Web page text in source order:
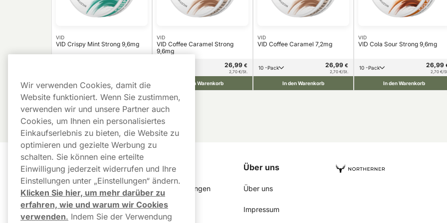
VID
VID Crispy Mint Strong 9,6mg
In den Warenkorb
VID
VID Coffee Caramel Strong
9,6mg
26,99 €
2,70 €/St.
In den Warenkorb
VID
VID Coffee Caramel 7,2mg
10 -Pack 26,99 €
2,70 €/St.
In den Warenkorb
VID
VID Cola Sour Strong 9,6mg
10 -Pack 26,99
2,70 €/St.
In den Warenkorb
Kundendienst
Kundendienst
FAQ
Links
Cookie Einstellungen
Bestellverlauf
Über uns
Über uns
Impressum
Wir verwenden Cookies, damit die
Website funktioniert. Wenn Sie zustimmen,
verwenden wir und unsere Partner auch
Cookies, um Ihnen ein personalisiertes
Einkaufserlebnis zu bieten, die Website zu
optimieren und gezielte Werbung zu
schalten. Sie können eine erteilte
Einwilligung jederzeit widerrufen und Ihre
Einstellungen unter „Einstellungen“ ändern.
Klicken Sie hier, um mehr darüber zu
erfahren, wie und warum wir Cookies
verwenden. Indem Sie der Verwendung